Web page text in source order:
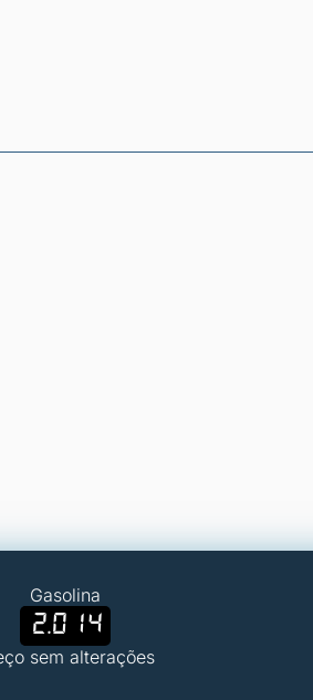
Gasolina
2.014
sem alterações